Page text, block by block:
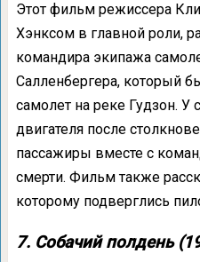
Этот фильм режиссера
Хэнксом в главной роли,
командира экипажа
Салленбергера, который
самолет на реке Гудзон. У
двигателя после
пассажиры вместе с
смерти. Фильм также
которому подверглись
7. Собачий полдень